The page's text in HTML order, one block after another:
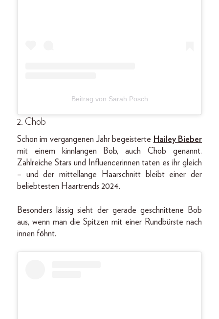
Beitrag von Sarah Posch
2. Chob
Schon im vergangenen Jahr begeisterte Hailey Bieber
mit einem kinnlangen Bob, auch Chob genannt.
Zahlreiche Stars und Influencerinnen taten es ihr gleich
– und der mittellange Haarschnitt bleibt einer der
beliebtesten Haartrends 2024.
Besonders lässig sieht der gerade geschnittene Bob
aus, wenn man die Spitzen mit einer Rundbürste nach
innen föhnt.